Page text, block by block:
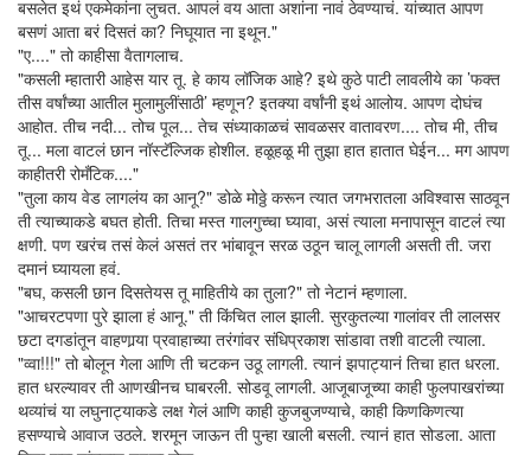
बसलेत इथं एकमेकांना लुचत. आपलं वय आता अशांना नावं ठेवण्याचं. यांच्यात आपण
बसणं आता बरं दिसतं का? निघूयात ना इथून."
"ए...." तो काहीसा वैतागलाच.
"कसली म्हातारी आहेस यार तू. हे काय लॉजिक आहे? इथे कुठे पाटी लावलीये का ’फक्त
तीस वर्षांच्या आतील मुलामुलींसाठी’ म्हणून? इतक्या वर्षांनी इथं आलोय. आपण दोघंच
आहोत. तीच नदी... तोच पूल... तेच संध्याकाळचं सावळसर वातावरण.... तोच मी, तीच
तू... मला वाटलं छान नॉस्टॅल्जिक होशील. हळूहळू मी तुझा हात हातात घेईन... मग आपण
काहीतरी रोमँटिक...."
"तुला काय वेड लागलंय का आनू?" डोळे मोठ्ठे करून त्यात जगभरातला अविश्वास साठवून
ती त्याच्याकडे बघत होती. तिचा मस्त गालगुच्चा घ्यावा, असं त्याला मनापासून वाटलं त्या
क्षणी. पण खरंच तसं केलं असतं तर भांबावून सरळ उठून चालू लागली असती ती. जरा
दमानं घ्यायला हवं.
"बघ, कसली छान दिसतेयस तू माहितीये का तुला?" तो नेटानं म्हणाला.
"आचरटपणा पुरे झाला हं आनू." ती किंचित लाल झाली. सुरकुतल्या गालांवर ती लालसर
छटा दगडांतून वाहणार्‍या प्रवाहाच्या तरंगांवर संधिप्रकाश सांडावा तशी वाटली त्याला.
"व्वा!!!" तो बोलून गेला आणि ती चटकन उठू लागली. त्यानं झपाट्यानं तिचा हात धरला.
हात धरल्यावर ती आणखीनच घाबरली. सोडवू लागली. आजूबाजूच्या काही फुलपाखरांच्या
थव्यांचं या लघुनाट्याकडे लक्ष गेलं आणि काही कुजबुजण्याचे, काही किणकिणत्या
हसण्याचे आवाज उठले. शरमून जाऊन ती पुन्हा खाली बसली. त्यानं हात सोडला. आता